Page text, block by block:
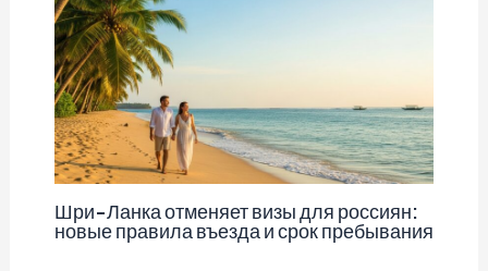
Шри-Ланка отменяет визы для россиян:
новые правила въезда и срок пребывания